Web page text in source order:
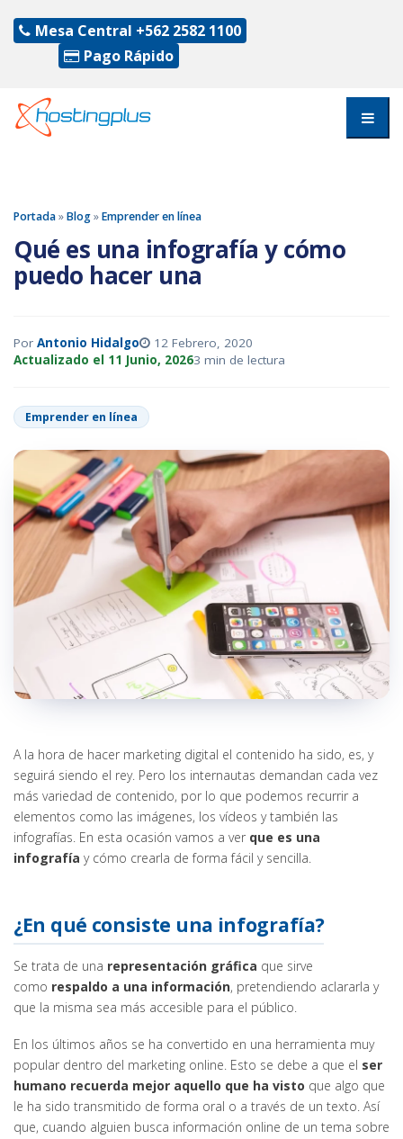
Mesa Central +562 2582 1100
Pago Rápido
Portada»Blog»Emprender en línea
Qué es una infografía y cómo
puedo hacer una
Por Antonio Hidalgo
12 Febrero, 2020
Actualizado el 11 Junio, 20263 min de lectura
Emprender en línea
A la hora de hacer marketing digital el contenido ha sido, es, y
seguirá siendo el rey. Pero los internautas demandan cada vez
más variedad de contenido, por lo que podemos recurrir a
elementos como las imágenes, los vídeos y también las
infografías. En esta ocasión vamos a ver que es una
infografía y cómo crearla de forma fácil y sencilla.
¿En qué consiste una infografía?
Se trata de una representación gráfica que sirve
como respaldo a una información, pretendiendo aclararla y
que la misma sea más accesible para el público.
En los últimos años se ha convertido en una herramienta muy
popular dentro del marketing online. Esto se debe a que el ser
humano recuerda mejor aquello que ha visto que algo que
le ha sido transmitido de forma oral o a través de un texto. Así
que, cuando alguien busca información online de un tema sobre